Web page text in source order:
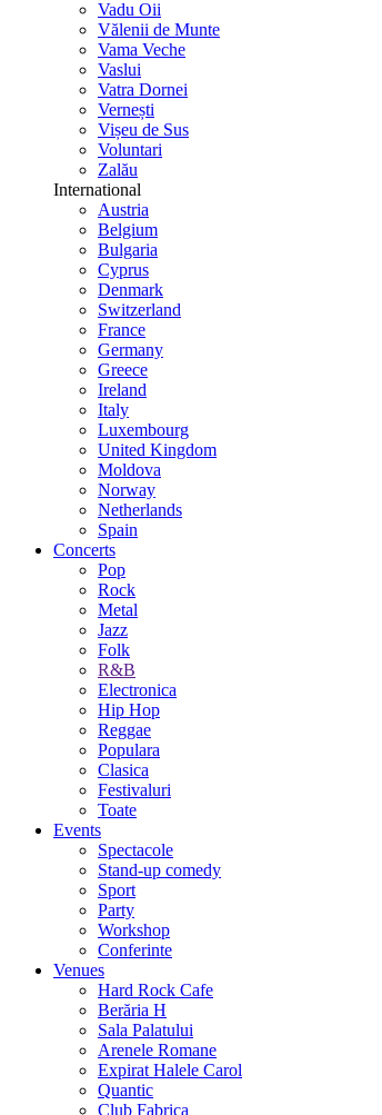
Vadu Oii
Vălenii de Munte
Vama Veche
Vaslui
Vatra Dornei
Vernești
Vișeu de Sus
Voluntari
Zalău
International
Austria
Belgium
Bulgaria
Cyprus
Denmark
Switzerland
France
Germany
Greece
Ireland
Italy
Luxembourg
United Kingdom
Moldova
Norway
Netherlands
Spain
Concerts
Pop
Rock
Metal
Jazz
Folk
R&B
Electronica
Hip Hop
Reggae
Populara
Clasica
Festivaluri
Toate
Events
Spectacole
Stand-up comedy
Sport
Party
Workshop
Conferinte
Venues
Hard Rock Cafe
Berăria H
Sala Palatului
Arenele Romane
Expirat Halele Carol
Quantic
Club Fabrica